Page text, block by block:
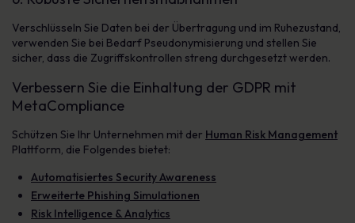
Verschlüsseln Sie Daten bei der Übertragung und im Ruhezustand,
verwenden Sie bei Bedarf Pseudonymisierung und stellen Sie
sicher, dass die Zugriffskontrollen streng durchgesetzt werden.
Verbessern Sie die Einhaltung der GDPR mit
MetaCompliance
Schützen Sie Ihr Unternehmen mit der Human Risk Management
Plattform, die Folgendes bietet:
Automatisiertes Security Awareness
Erweiterte Phishing Simulationen
Risk Intelligence & Analytics